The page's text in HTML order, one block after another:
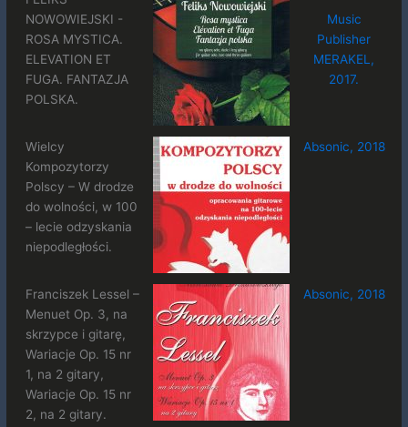
NOWOWIEJSKI -
ROSA MYSTICA.
ELEVATION ET
FUGA. FANTAZJA
POLSKA.
Music
Publisher
MERAKEL,
2017.
Wielcy
Kompozytorzy
Polscy – W drodze
do wolności, w 100
– lecie odzyskania
niepodległości.
Absonic, 2018
Franciszek Lessel –
Menuet Op. 3, na
skrzypce i gitarę,
Wariacje Op. 15 nr
1, na 2 gitary,
Wariacje Op. 15 nr
2, na 2 gitary.
Absonic, 2018